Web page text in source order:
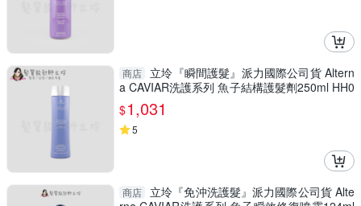
商店
立坽『瞬間護髮』派力國際公司貨 Altern
a CAVIAR洗護系列 魚子結構護髮劑250ml HH0
7
$1,031
5
商店
立坽『免沖洗護髮』派力國際公司貨 Alte